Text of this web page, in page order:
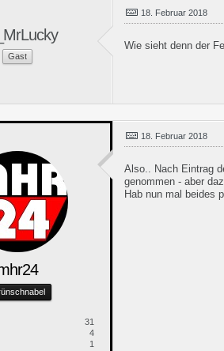
Gast
18. Februar 2018
Wie sieht denn der
31
4
1
18. Februar 2018
Also.. Nach Eintrag
genommen - aber
Hab nun mal beides